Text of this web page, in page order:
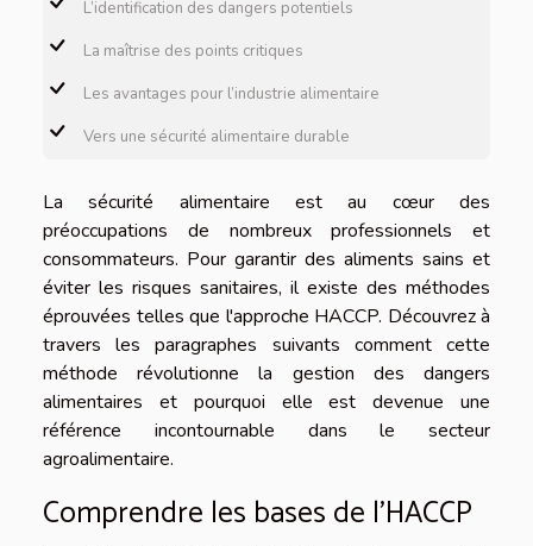
L’identification des dangers potentiels
La maîtrise des points critiques
Les avantages pour l’industrie alimentaire
Vers une sécurité alimentaire durable
La sécurité alimentaire est au cœur des
préoccupations de nombreux professionnels et
consommateurs. Pour garantir des aliments sains et
éviter les risques sanitaires, il existe des méthodes
éprouvées telles que l'approche HACCP. Découvrez à
travers les paragraphes suivants comment cette
méthode révolutionne la gestion des dangers
alimentaires et pourquoi elle est devenue une
référence incontournable dans le secteur
agroalimentaire.
Comprendre les bases de l’HACCP